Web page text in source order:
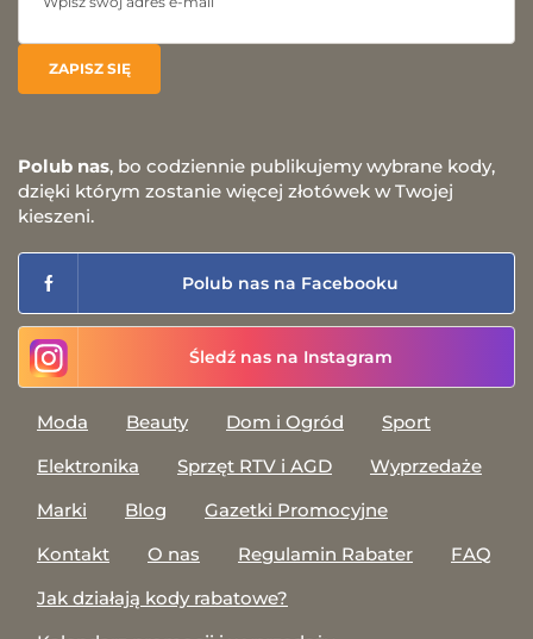
Polub nas, bo codziennie publikujemy wybrane kody,
dzięki którym zostanie więcej złotówek w Twojej
kieszeni.
Polub nas na Facebooku
Śledź nas na Instagram
Moda Beauty Dom i Ogród
Sport
Elektronika
Sprzęt RTV i AGD
Wyprzedaże
Marki
Blog
Gazetki Promocyjne
Kontakt
O nas Regulamin Rabater
FAQ
Jak działają kody rabatowe?